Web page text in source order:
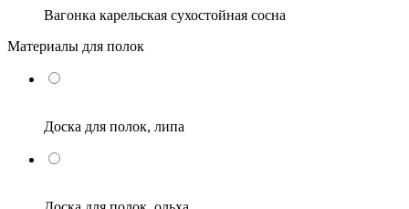
Вагонка карельская сухостойная сосна
Материалы для полок
Доска для полок, липа